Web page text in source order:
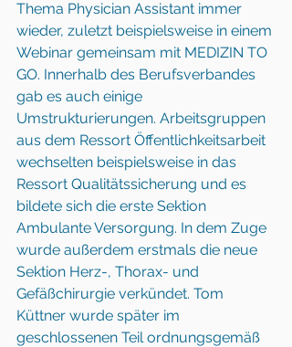
Thema Physician Assistant immer
wieder, zuletzt beispielsweise in einem
Webinar gemeinsam mit MEDIZIN TO
GO. Innerhalb des Berufsverbandes
gab es auch einige
Umstrukturierungen. Arbeitsgruppen
aus dem Ressort Öffentlichkeitsarbeit
wechselten beispielsweise in das
Ressort Qualitätssicherung und es
bildete sich die erste Sektion
Ambulante Versorgung. In dem Zuge
wurde außerdem erstmals die neue
Sektion Herz-, Thorax- und
Gefäßchirurgie verkündet. Tom
Küttner wurde später im
geschlossenen Teil ordnungsgemäß